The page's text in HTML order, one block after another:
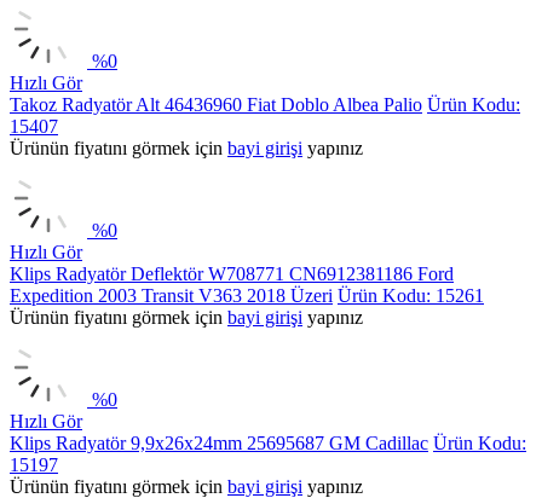
%0
Hızlı Gör
Takoz Radyatör Alt 46436960 Fiat Doblo Albea Palio Ürün Kodu:
15407
Ürünün fiyatını görmek için bayi girişi yapınız
%0
Hızlı Gör
Klips Radyatör Deflektör W708771 CN6912381186 Ford
Expedition 2003 Transit V363 2018 Üzeri Ürün Kodu: 15261
Ürünün fiyatını görmek için bayi girişi yapınız
%0
Hızlı Gör
Klips Radyatör 9,9x26x24mm 25695687 GM Cadillac Ürün Kodu:
15197
Ürünün fiyatını görmek için bayi girişi yapınız